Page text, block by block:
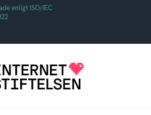
enligt ISO/IEC
verkar för ett internet som
till människan och samhället